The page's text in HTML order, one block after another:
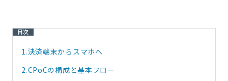
目次
1.決済端末からスマホへ
2.CPoCの構成と基本フロー